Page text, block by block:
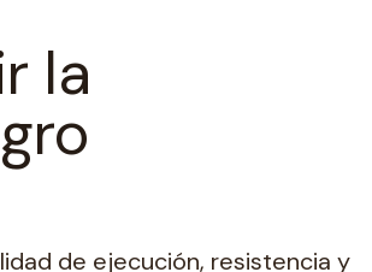
la
de ejecución, resistencia y